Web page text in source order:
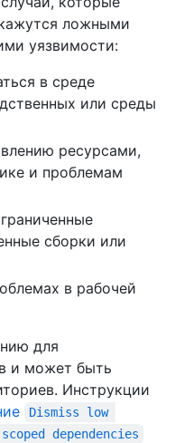
ложными
уязвимости:
в среде
или среды
ресурсами,
и проблемам
сборки или
в рабочей
для
и может быть
Инструкции
Dismiss low
dependencies